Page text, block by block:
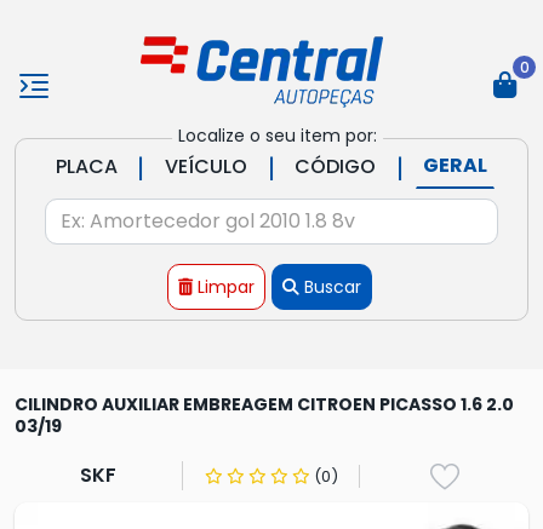
Localize o seu item por:
PLACA | VEÍCULO | CÓDIGO | GERAL
Limpar Buscar
0
CILINDRO AUXILIAR EMBREAGEM CITROEN PICASSO 1.6 2.0
03/19
SKF (0)